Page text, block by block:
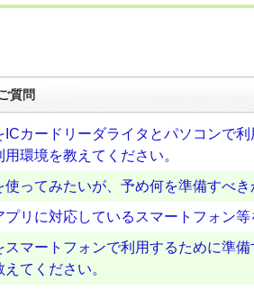
質問
ICカードリーダライタとパソコンで
環境を教えてください。
ってみたいが、予め何を準備すべき
リに対応しているスマートフォン等
スマートフォンで利用するために準
てください。